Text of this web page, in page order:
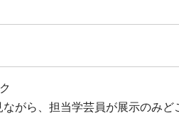
がら、担当学芸員が展示のみど